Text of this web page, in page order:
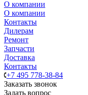
О компании
О компании
Контакты
Дилерам
Ремонт
Запчасти
Доставка
Контакты
+7 495 778-38-84
Заказать звонок
Задать вопрос